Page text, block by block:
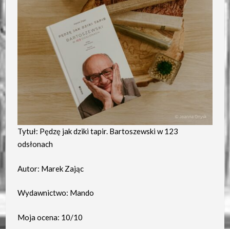
Tytuł: Pędzę jak dziki tapir. Bartoszewski w 123
odsłonach
Autor: Marek Zając
Wydawnictwo: Mando
Moja ocena: 10/10